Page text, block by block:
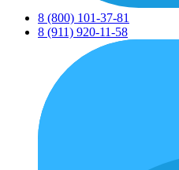
8 (800) 101-37-81
8 (911) 920-11-58